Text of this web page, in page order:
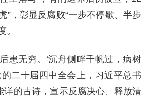
”，彰显反腐败“一步不停歇、半步
。
患无穷。‘沉舟侧畔千帆过，病树
的二十届四中全会上，习近平总书
详的古诗，宣示反腐决心、释放清